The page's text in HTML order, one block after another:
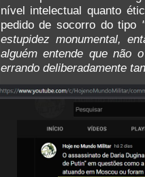
nível intelectual quanto
pedido de socorro do tipo
estupidez monumental,
alguém entende que não
errando deliberadamente